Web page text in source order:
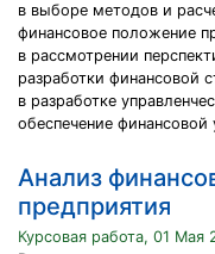
в выборе методов и
финансовое положение
в рассмотрении
разработки финансовой
в разработке
обеспечение финансовой
Анализ
предприятия
Курсовая работа, 01 Мая